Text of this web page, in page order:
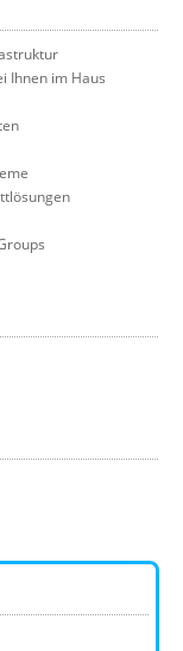
Ihnen im Haus